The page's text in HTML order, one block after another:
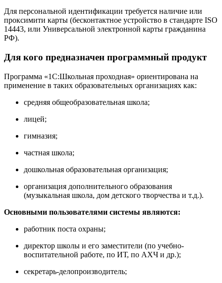
Для персональной идентификации требуется наличие или
проксимити карты (бесконтактное устройство в стандарте ISO
14443, или Универсальной электронной карты гражданина
РФ).
Для кого предназначен программный продукт
Программа «1С:Школьная проходная» ориентирована на
применение в таких образовательных организациях как:
средняя общеобразовательная школа;
лицей;
гимназия;
частная школа;
дошкольная образовательная организация;
организация дополнительного образования
(музыкальная школа, дом детского творчества и т.д.).
Основными пользователями системы являются:
работник поста охраны;
директор школы и его заместители (по учебно-
воспитательной работе, по ИТ, по АХЧ и др.);
секретарь-делопроизводитель;